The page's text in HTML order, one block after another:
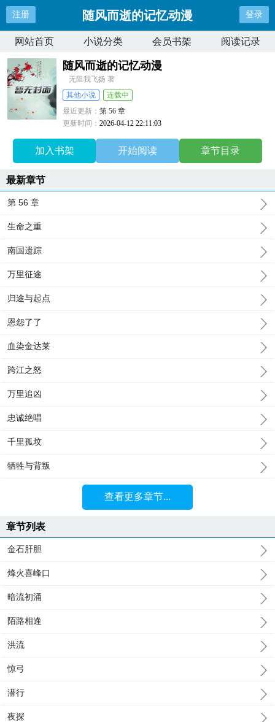
注册 随风而逝的记忆动漫 登录
网站首页 小说分类 会员书架 阅读记录
随风而逝的记忆动漫
无阻我飞扬 著
其他小说
连载中
最近更新：第 56 章
更新时间：2026-04-12 22:11:03
加入书架 开始阅读 章节目录
最新章节
第 56 章
生命之重
南国遗踪
万里征途
归途与起点
恩怨了了
血染金达莱
跨江之怒
万里追凶
忠诚绝唱
千里孤坟
牺牲与背叛
查看更多章节...
章节列表
金石肝胆
烽火喜峰口
暗流初涌
陌路相逢
洪流
惊弓
潜行
夜探